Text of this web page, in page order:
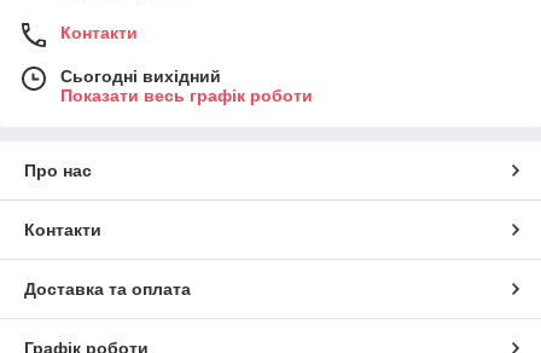
Контакти
Сьогодні вихідний
Показати весь графік роботи
Про нас
Контакти
Доставка та оплата
Графік роботи